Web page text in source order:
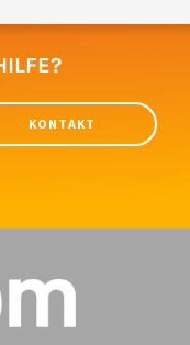
KONTAKT